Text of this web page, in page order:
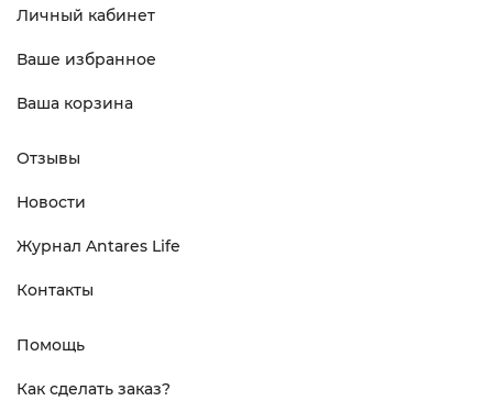
Личный кабинет
Ваше избранное
Ваша корзина
Отзывы
Новости
Журнал Antares Life
Контакты
Помощь
Как сделать заказ?